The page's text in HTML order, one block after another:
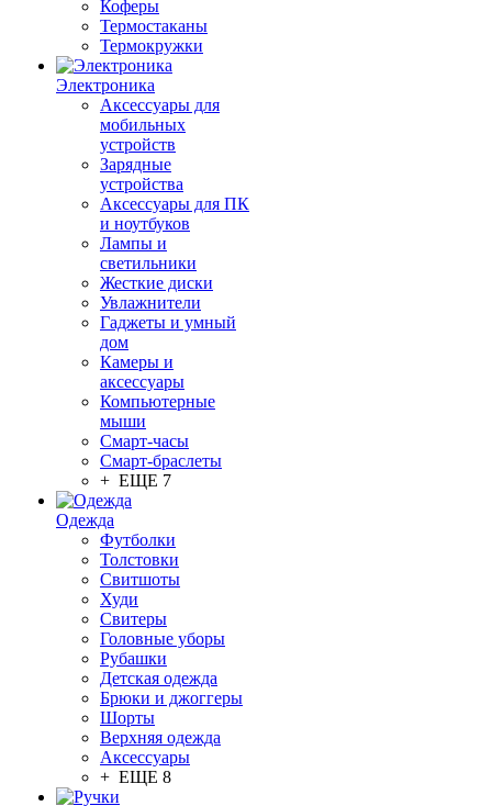
Коферы
Термостаканы
Термокружки
Электроника
Аксессуары для
мобильных
устройств
Зарядные
устройства
Аксессуары для ПК
и ноутбуков
Лампы и
светильники
Жесткие диски
Увлажнители
Гаджеты и умный
дом
Камеры и
аксессуары
Компьютерные
мыши
Смарт-часы
Смарт-браслеты
+ ЕЩЕ 7
Одежда
Футболки
Толстовки
Свитшоты
Худи
Свитеры
Головные уборы
Рубашки
Детская одежда
Брюки и джоггеры
Шорты
Верхняя одежда
Аксессуары
+ ЕЩЕ 8